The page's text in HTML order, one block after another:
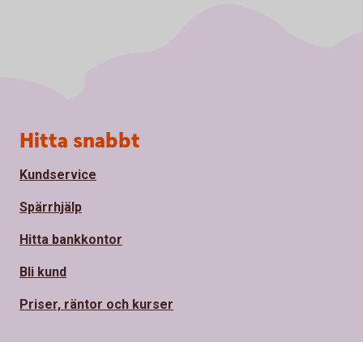
Sidfot
Hitta snabbt
Kundservice
Spärrhjälp
Hitta bankkontor
Bli kund
Priser, räntor och kurser